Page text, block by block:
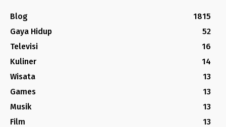
Blog
1815
Gaya Hidup
52
Televisi
16
Kuliner
14
Wisata
13
Games
13
Musik
13
Film
13